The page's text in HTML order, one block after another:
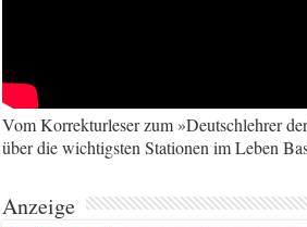
Vom Korrekturleser zum »Deutschlehrer
über die wichtigsten Stationen im Leben
Anzeige